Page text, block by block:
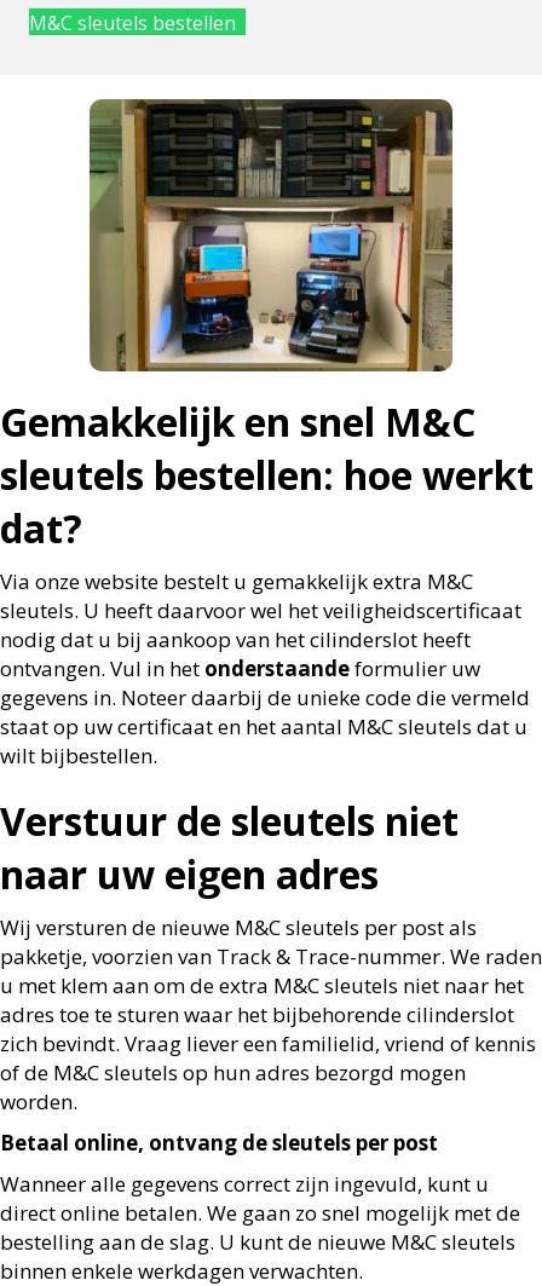
M&C sleutels bestellen
Gemakkelijk en snel M&C
sleutels bestellen: hoe werkt
dat?
Via onze website bestelt u gemakkelijk extra M&C
sleutels. U heeft daarvoor wel hetveiligheidscertificaat
nodig dat u bij aankoop van het cilinderslot heeft
ontvangen. Vul in het onderstaandeformulier uw
gegevens in. Noteer daarbij de unieke code die vermeld
staat op uwcertificaat en het aantal M&C sleutels dat u
wilt bijbestellen.
Verstuur de sleutels niet
naar uw eigen adres
Wij versturen de nieuwe M&C sleutels per post als
pakketje, voorzien van Track & Trace-nummer. We raden
u met klem aan om de extra M&C sleutels niet naar het
adres toe te sturen waar het bijbehorende cilinderslot
zich bevindt. Vraag liever een familielid, vriend of kennis
of de M&C sleutels op hun adres bezorgd mogen
worden.
Betaal online, ontvang de sleutels per post
Wanneer alle gegevens correct zijn ingevuld, kunt u
direct online betalen. We gaan zo snel mogelijk met de
bestelling aan de slag. U kunt de nieuwe M&C sleutels
binnen enkele werkdagen verwachten.